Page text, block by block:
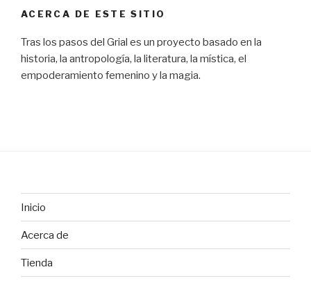
ACERCA DE ESTE SITIO
Tras los pasos del Grial es un proyecto basado en la
historia, la antropología, la literatura, la mística, el
empoderamiento femenino y la magia.
Inicio
Acerca de
Tienda